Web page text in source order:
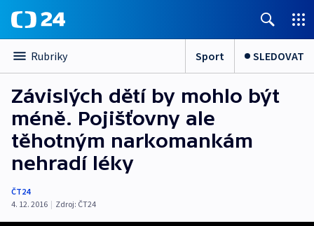
Rubriky Sport SLEDOVAT
Závislých dětí by mohlo být
méně. Pojišťovny ale
těhotným narkomankám
nehradí léky
ČT24
4. 12. 2016 | Zdroj: ČT24